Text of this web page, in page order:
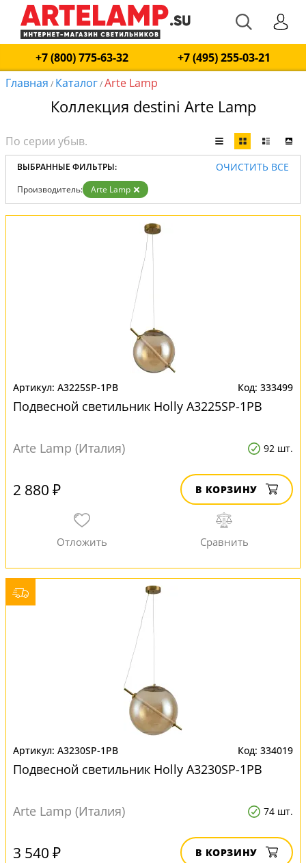
+7 (800) 775-63-32
+7 (495) 255-03-21
Главная / Каталог/Arte Lamp
Коллекция destini Arte Lamp
ВЫБРАННЫЕ ФИЛЬТРЫ: ОЧИСТИТЬ ВСЕ
Производитель: Arte Lamp
A3225SP-1PB 333499
Подвесной светильник Нolly A3225SP-1PB
Arte Lamp (Италия) 92 шт.
2 880 ₽ В КОРЗИНУ
A3230SP-1PB 334019
Подвесной светильник Нolly A3230SP-1PB
Arte Lamp (Италия) 74 шт.
3 540 ₽ В КОРЗИНУ